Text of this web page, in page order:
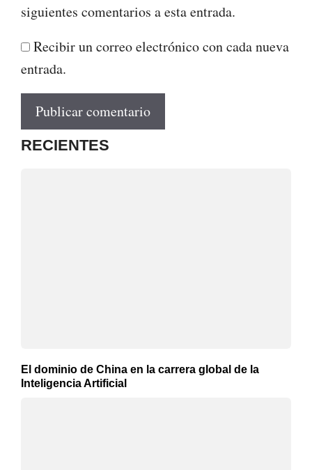
siguientes comentarios a esta entrada.
Recibir un correo electrónico con cada nueva
entrada.
RECIENTES
El dominio de China en la carrera global de la
Inteligencia Artificial